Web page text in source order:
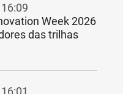
Week 2026
das trilhas